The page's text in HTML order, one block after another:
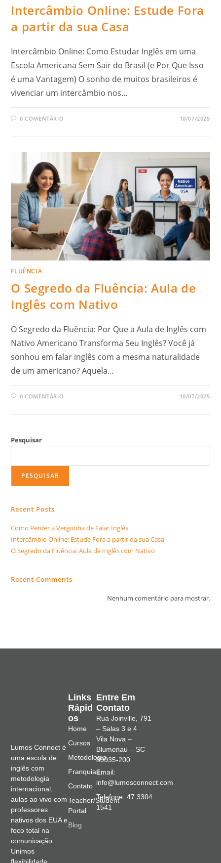
Intercâmbio Online: Estude Fora
a partir da sua Casa
Intercâmbio Online: Como Estudar Inglês em uma
Escola Americana Sem Sair do Brasil (e Por Que Isso
é uma Vantagem) O sonho de muitos brasileiros é
vivenciar um intercâmbio nos…
0 COMENTÁRIO 10/07/2025
FLUÊNCIA
O Segredo da Fluência: Aula de
Inglês com Nativo
O Segredo da Fluência: Por Que a Aula de Inglês com
Nativo Americano Transforma Seu Inglês? Você já
sonhou em falar inglês com a mesma naturalidade
de um americano? Aquela…
0 COMENTÁRIO 10/07/2025
Pesquisar
PESQUISAR
Recent Posts
Como Perder a Vergonha de Falar Inglês
Intercâmbio Online: Estude Fora a partir da sua Casa
O Segredo da Fluência: Aula de Inglês com Nativo
Recent Comments
Nenhum comentário para mostrar.
Lumos Connect é
uma escola de
inglês com
metodologia
internacional,
aulas ao vivo com
professores
nativos dos EUA e
foco total na
comunicação.
Unimos
Links
Rápid
Os
Home
Cursos
Metodologia
Franquias
Contato
Teacher/Student
Portal
Blog
Entre Em
Contato
Rua Joinville, 791
– Salas 3 e 4
Vila Nova –
Blumenau – SC
89035-200
Email:
info@lumosconnect.com
Telefone: 47 3304
1541